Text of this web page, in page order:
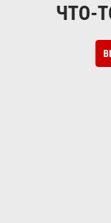
ЧТО-